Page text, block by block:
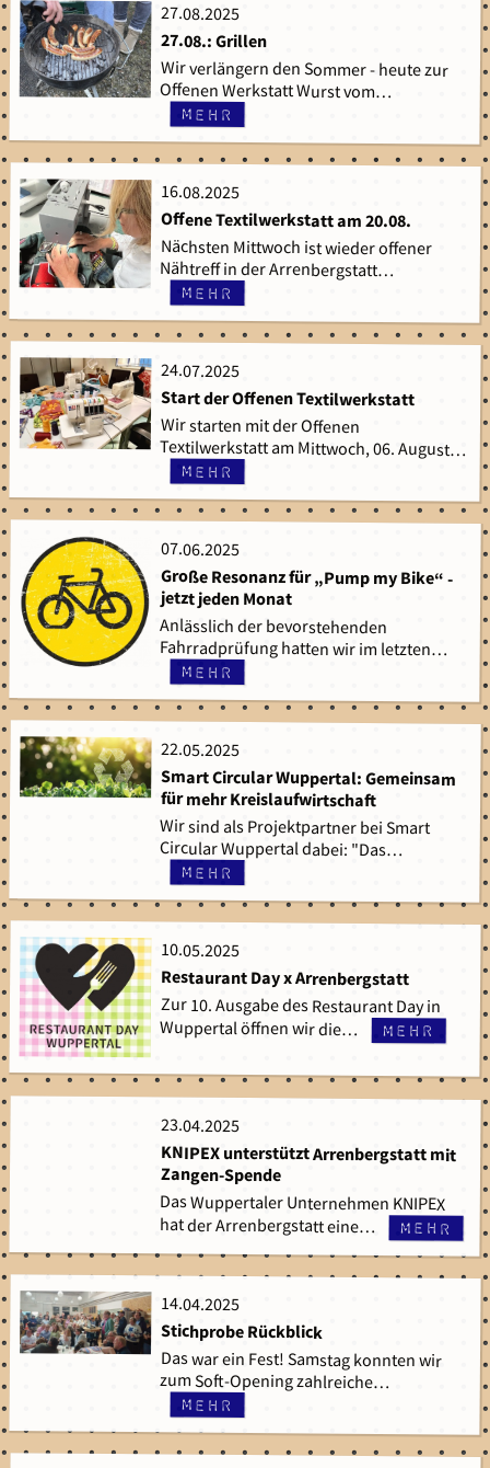
27.08.2025
27.08.2025
27.08.: Grillen
Wir verlängern den Sommer - heute zur
Offenen Werkstatt Wurst vom…
mehr
16.08.2025
16.08.2025
Offene Textilwerkstatt am 20.08.
Nächsten Mittwoch ist wieder offener
Nähtreff in der Arrenbergstatt…
mehr
24.07.2025
24.07.2025
Start der Offenen Textilwerkstatt
Wir starten mit der Offenen
Textilwerkstatt am Mittwoch, 06. August…
mehr
07.06.2025
07.06.2025
Große Resonanz für „Pump my Bike“ -
jetzt jeden Monat
Anlässlich der bevorstehenden
Fahrradprüfung hatten wir im letzten…
mehr
22.05.2025
22.05.2025
Smart Circular Wuppertal: Gemeinsam
für mehr Kreislaufwirtschaft
Wir sind als Projektpartner bei Smart
Circular Wuppertal dabei: "Das…
mehr
10.05.2025
10.05.2025
Restaurant Day x Arrenbergstatt
Zur 10. Ausgabe des Restaurant Day in
Wuppertal öffnen wir die… mehr
23.04.2025
23.04.2025
KNIPEX unterstützt Arrenbergstatt mit
Zangen-Spende
Das Wuppertaler Unternehmen KNIPEX
hat der Arrenbergstatt eine… mehr
14.04.2025
14.04.2025
Stichprobe Rückblick
Das war ein Fest! Samstag konnten wir
zum Soft-Opening zahlreiche…
mehr